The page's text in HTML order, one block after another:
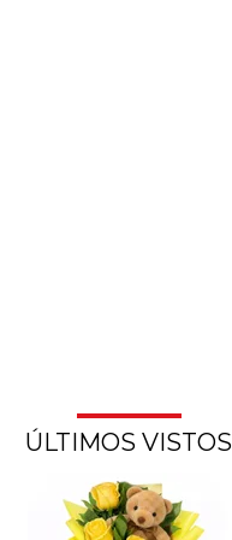
ÚLTIMOS VISTOS